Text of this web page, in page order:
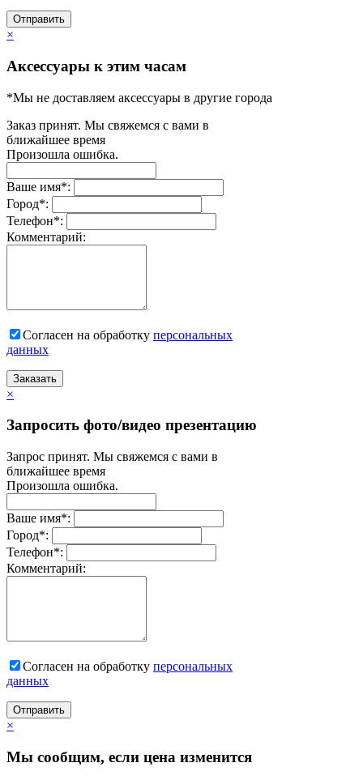
Отправить
×
Аксессуары к этим часам
*Мы не доставляем аксессуары в другие города
Заказ принят. Мы свяжемся с вами в
ближайшее время
Произошла ошибка.
Ваше имя*:
Город*:
Телефон*:
Комментарий:
Согласен на обработку персональныx
данных
Заказать
×
Запросить фото/видео презентацию
Запрос принят. Мы свяжемся с вами в
ближайшее время
Произошла ошибка.
Ваше имя*:
Город*:
Телефон*:
Комментарий:
Согласен на обработку персональныx
данных
Отправить
×
Мы сообщим, если цена изменится